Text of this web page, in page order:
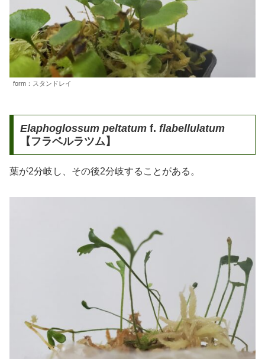
form：スタンドレイ
Elaphoglossum peltatumf. flabellulatum
【フラベルラツム】
葉が2分岐し、その後2分岐することがある。